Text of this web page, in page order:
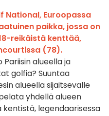
National, Euroopassa
paikka, jossa on
reikäistä kenttää,
(78).
Pariisin alueella ja
golfia? Suuntaa
alueella sijaitsevalle
yhdellä alueen
legendaarisessa